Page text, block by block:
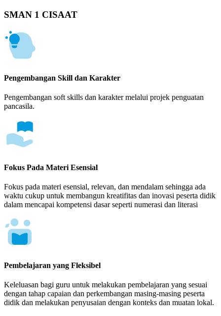
SMAN 1 CISAAT
Pengembangan Skill dan Karakter
Pengembangan soft skills dan karakter melalui projek penguatan
pancasila.
Fokus Pada Materi Esensial
Fokus pada materi esensial, relevan, dan mendalam sehingga ada
waktu cukup untuk membangun kreatifitas dan inovasi peserta didik
dalam mencapai kompetensi dasar seperti numerasi dan literasi
Pembelajaran yang Fleksibel
Keleluasan bagi guru untuk melakukan pembelajaran yang sesuai
dengan tahap capaian dan perkembangan masing-masing peserta
didik dan melakukan penyusaian dengan konteks dan muatan lokal.